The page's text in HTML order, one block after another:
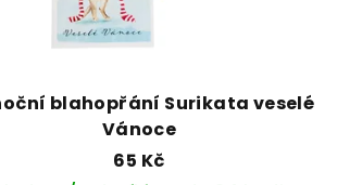
blahopřání Surikata veselé
Vánoce
65 Kč